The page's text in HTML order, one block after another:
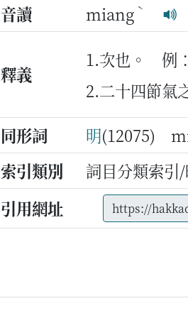
音讀 miang ˋ
釋義
1.次也。 例：
2.二十四節氣
同形詞
明(12075)
索引類別
詞目分類索引
引用網址